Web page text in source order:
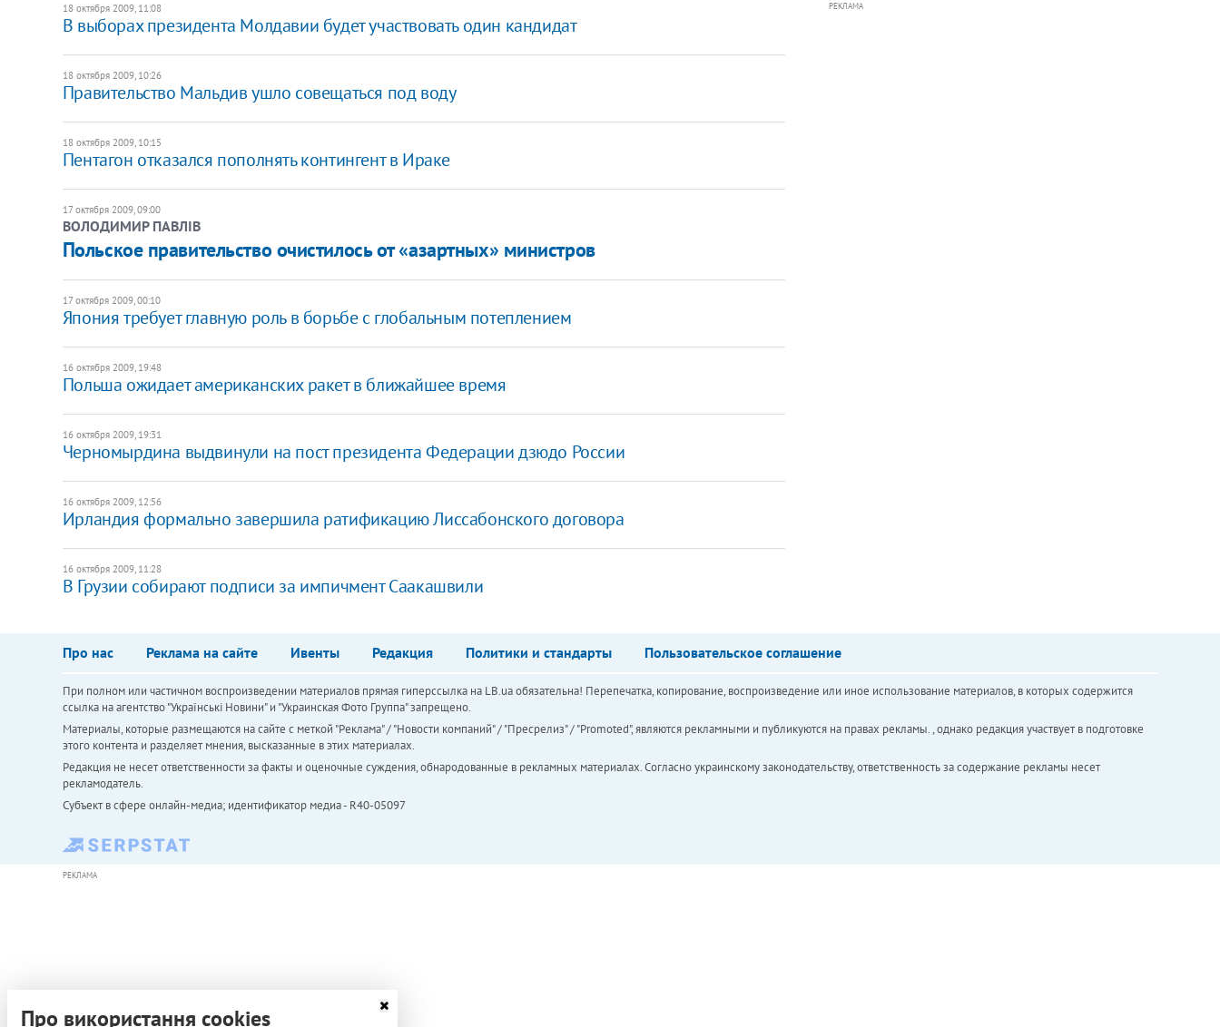
18 октября 2009, 11:08
В выборах президента Молдавии будет участвовать один кандидат
18 октября 2009, 10:26
Правительство Мальдив ушло совещаться под воду
18 октября 2009, 10:15
Пентагон отказался пополнять контингент в Ираке
17 октября 2009, 09:00
ВОЛОДИМИР ПАВЛІВ
Польское правительство очистилось от «азартных» министров
17 октября 2009, 00:10
Япония требует главную роль в борьбе с глобальным потеплением
16 октября 2009, 19:48
Польша ожидает американских ракет в ближайшее время
16 октября 2009, 19:31
Черномырдина выдвинули на пост президента Федерации дзюдо России
16 октября 2009, 12:56
Ирландия формально завершила ратификацию Лиссабонского договора
16 октября 2009, 11:28
В Грузии собирают подписи за импичмент Саакашвили
РЕКЛАМА
Про нас Реклама на сайте Ивенты Редакция Политики и стандарты Пользовательское соглашение
При полном или частичном воспроизведении материалов прямая гиперссылка на LB.ua обязательна! Перепечатка, копирование, воспроизведение или иное использование материалов, в которых содержится
ссылка на агентство "Українськi Новини" и "Украинская Фото Группа" запрещено.
Материалы, которые размещаются на сайте с меткой "Реклама" / "Новости компаний" / "Пресрелиз" / "Promoted", являются рекламными и публикуются на правах рекламы. , однако редакция участвует в подготовке
этого контента и разделяет мнения, высказанные в этих материалах.
Редакция не несет ответственности за факты и оценочные суждения, обнародованные в рекламных материалах. Согласно украинскому законодательству, ответственность за содержание рекламы несет
рекламодатель.
Субъект в сфере онлайн-медиа; идентификатор медиа - R40-05097
РЕКЛАМА
Про використання cookies